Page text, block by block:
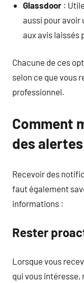
Glassdoor :
aussi pour avoir
aux avis laissés
Chacune de ces
selon ce que vous
professionnel.
Comment
des alertes
Recevoir des
faut également
informations :
Rester
Lorsque vous
qui vous intéresse,